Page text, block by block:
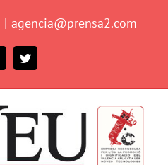
| agencia@prensa2.com
FacebookTwitter